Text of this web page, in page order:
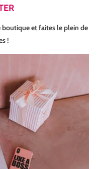
et faites le plein de
!